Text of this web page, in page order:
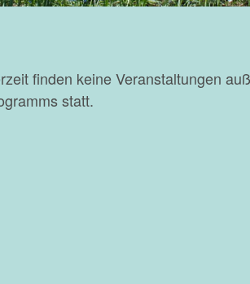
finden keine Veranstaltungen
statt.